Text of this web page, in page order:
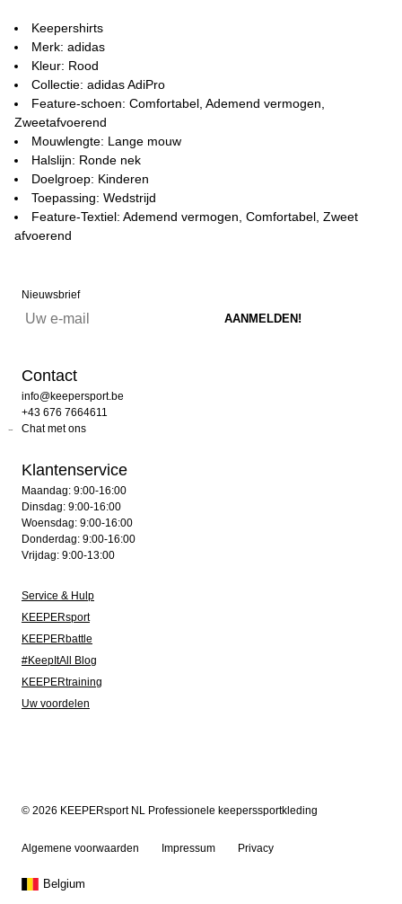
Keepershirts
Merk: adidas
Kleur: Rood
Collectie: adidas AdiPro
Feature-schoen: Comfortabel, Ademend vermogen,
Zweetafvoerend
Mouwlengte: Lange mouw
Halslijn: Ronde nek
Doelgroep: Kinderen
Toepassing: Wedstrijd
Feature-Textiel: Ademend vermogen, Comfortabel, Zweet
afvoerend
Nieuwsbrief
Contact
info@keepersport.be
+43 676 7664611
Chat met ons
Klantenservice
Maandag: 9:00-16:00
Dinsdag: 9:00-16:00
Woensdag: 9:00-16:00
Donderdag: 9:00-16:00
Vrijdag: 9:00-13:00
Service & Hulp
KEEPERsport
KEEPERbattle
#KeepItAll Blog
KEEPERtraining
Uw voordelen
© 2026 KEEPERsport NL Professionele keeperssportkleding
Algemene voorwaarden Impressum Privacy
Belgium